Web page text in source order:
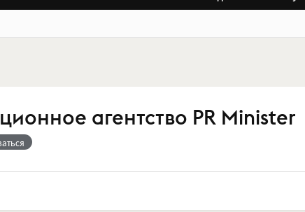
агентство PR Minister